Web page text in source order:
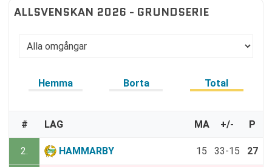
ALLSVENSKAN 2026 - GRUNDSERIE
Hemma Borta Total
# LAG MA +/- P
2. HAMMARBY 15 33-15 27